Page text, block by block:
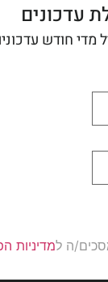
עדכונים
מדי חודש
ה למדיניות